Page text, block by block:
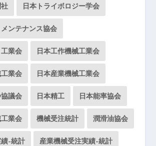
日本トライボロジー学会
ンテナンス協会
業会 日本工作機械工業会
業会 日本産業機械工業会
議会 日本精工 日本能率協会
業会 機械受注統計 潤滑油協会
-統計 産業機械受注実績-統計